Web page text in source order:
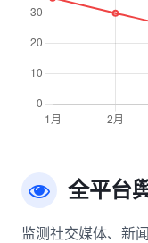
全平台
监测社交媒体、新